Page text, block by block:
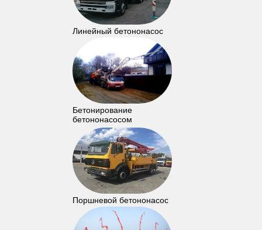
Линейный бетононасос
Бетонирование
бетононасосом
Поршневой бетононасос